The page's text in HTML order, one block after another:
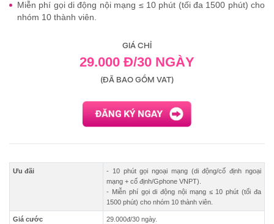
Miễn phí gọi di động nội mạng ≤ 10 phút (tối đa 1500 phút) cho
nhóm 10 thành viên.
GIÁ CHỈ
29.000 Đ/30 NGÀY
(ĐÃ BAO GỒM VAT)
Ưu đãi
- 10 phút gọi ngoại mạng (di động/cố định ngoại
mạng + cố định/Gphone VNPT).
- Miễn phí gọi di động nội mạng ≤ 10 phút (tối đa
1500 phút) cho nhóm 10 thành viên.
Giá cước 29.000đ/30 ngày.